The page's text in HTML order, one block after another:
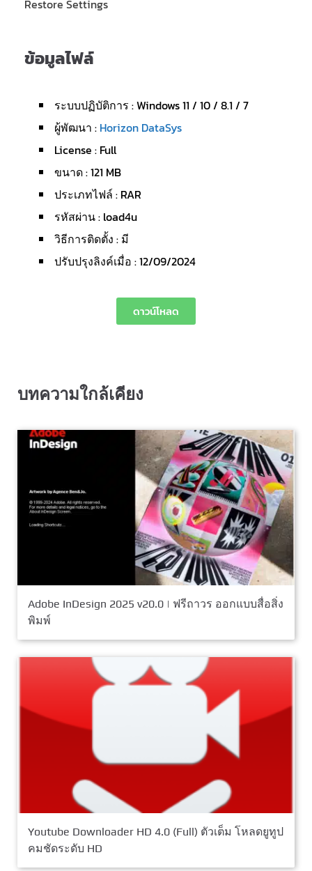
Restore Settings
ข้อมูลไฟล์
ระบบปฏิบัติการ : Windows 11 / 10 / 8.1 / 7
ผู้พัฒนา : Horizon DataSys
License : Full
ขนาด : 121 MB
ประเภทไฟล์ : RAR
รหัสผ่าน : load4u
วิธีการติดตั้ง : มี
ปรับปรุงลิงค์เมื่อ : 12/09/2024
ดาวน์โหลด
บทความใกล้เคียง
Adobe InDesign 2025 v20.0 | ฟรีถาวร ออกแบบสื่อสิ่ง
พิมพ์
Youtube Downloader HD 4.0 (Full) ตัวเต็ม โหลดยูทูป
คมชัดระดับ HD